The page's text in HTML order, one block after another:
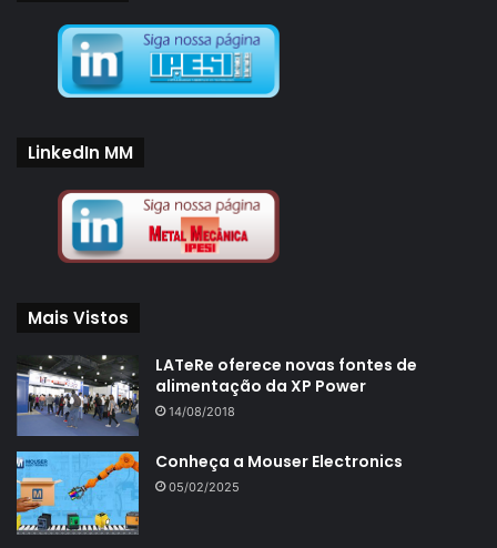
LinkedIn MM
Mais Vistos
LATeRe oferece novas fontes de
alimentação da XP Power
14/08/2018
Conheça a Mouser Electronics
05/02/2025